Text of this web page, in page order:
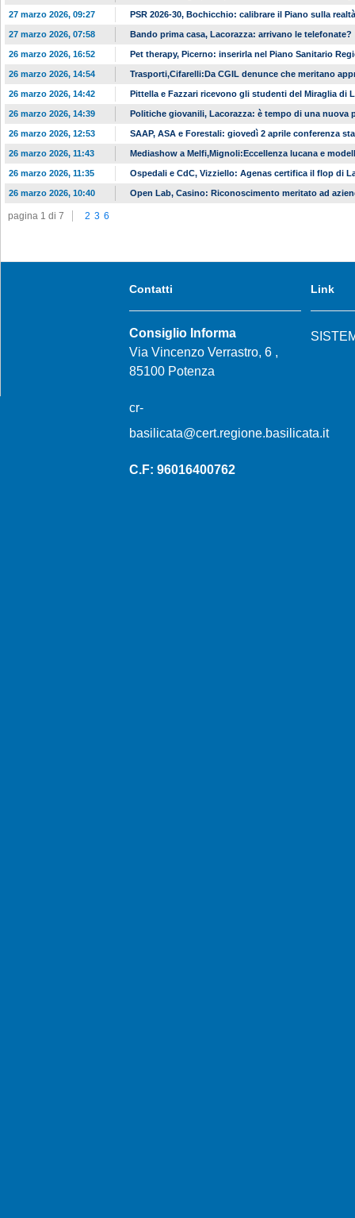
PSR 2026-30, Bochicchio: calibrare il Piano sulla
27 marzo 2026, 09:27
Bando prima casa, Lacorazza: arrivano le telefonate?
27 marzo 2026, 07:58
Pet therapy, Picerno: inserirla nel Piano Sanitario
26 marzo 2026, 16:52
Trasporti,Cifarelli:Da CGIL denunce che meritano
26 marzo 2026, 14:54
Pittella e Fazzari ricevono gli studenti del Miraglia di
26 marzo 2026, 14:42
Politiche giovanili, Lacorazza: è tempo di una nuova
26 marzo 2026, 14:39
SAAP, ASA e Forestali: giovedì 2 aprile conferenza
26 marzo 2026, 12:53
Mediashow a Melfi,Mignoli:Eccellenza lucana e
26 marzo 2026, 11:43
Ospedali e CdC, Vizziello: Agenas certifica il flop di
26 marzo 2026, 11:35
Open Lab, Casino: Riconoscimento meritato ad
26 marzo 2026, 10:40
pagina 1 di 7 2 3 6
Contatti
Consiglio Informa
Via Vincenzo Verrastro, 6 ,
85100 Potenza
cr-
basilicata@cert.regione.basilicata.it
C.F: 96016400762
Link